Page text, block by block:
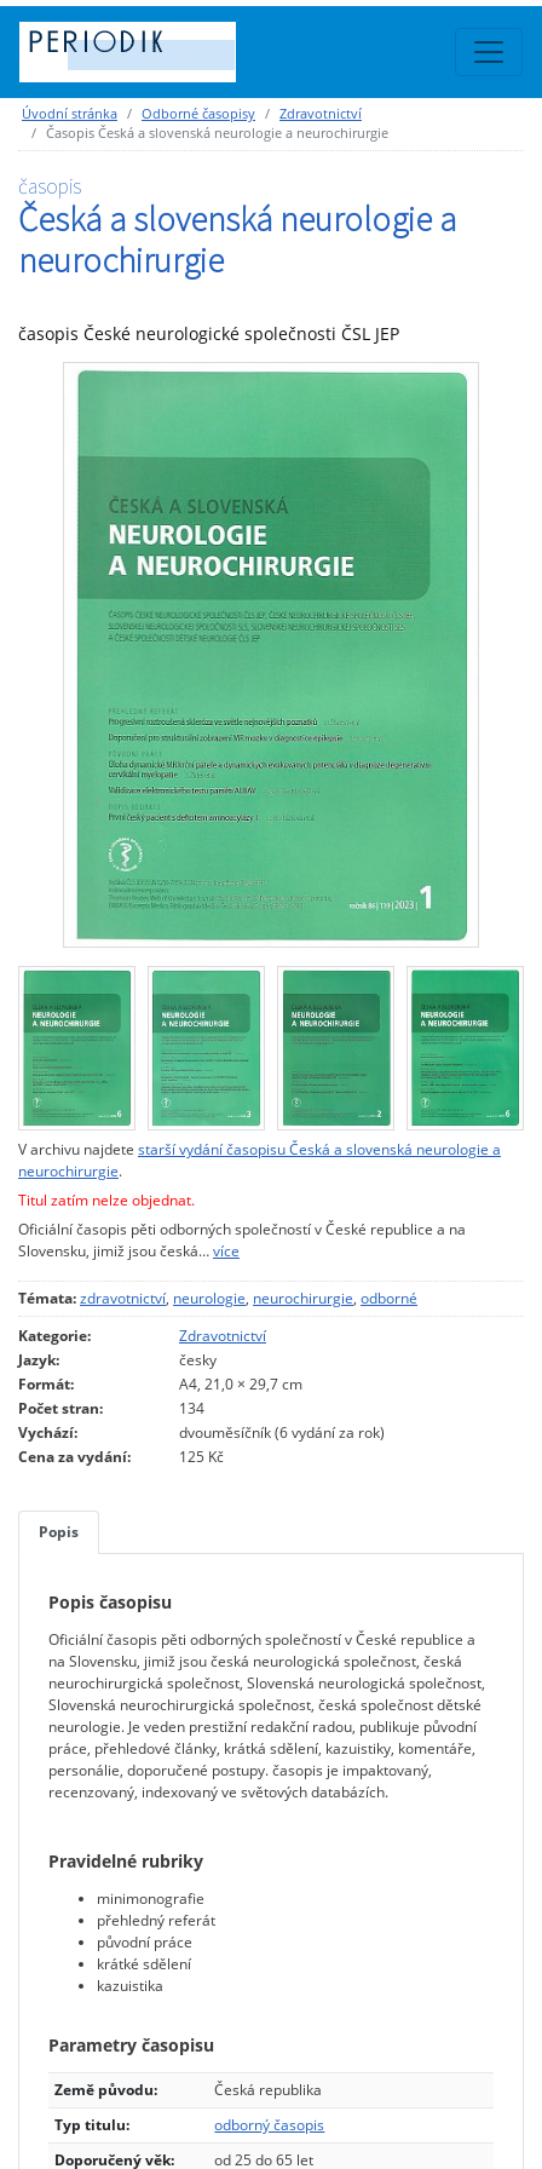
Úvodní stránka Odborné časopisy
Zdravotnictví
Časopis Česká a slovenská neurologie a neurochirurgie
časopis
Česká a slovenská neurologie a
neurochirurgie
časopis České neurologické společnosti ČSL JEP
V archivu najdete starší vydání časopisu Česká a slovenská neurologie a
neurochirurgie.
Titul zatím nelze objednat.
Oficiální časopis pěti odborných společností v České republice a na
Slovensku, jimiž jsou česká…více
Témata:zdravotnictví, neurologie, neurochirurgie, odborné
Kategorie:
Zdravotnictví
Jazyk:
česky
Formát:
A4, 21,0 × 29,7 cm
Počet stran:
134
Vychází:
dvouměsíčník (6 vydání za rok)
Cena za vydání:
125 Kč
Popis
Popis časopisu
Oficiální časopis pěti odborných společností v České republice a
na Slovensku, jimiž jsou česká neurologická společnost, česká
neurochirurgická společnost, Slovenská neurologická společnost,
Slovenská neurochirurgická společnost, česká společnost dětské
neurologie. Je veden prestižní redakční radou, publikuje původní
práce, přehledové články, krátká sdělení, kazuistiky, komentáře,
personálie, doporučené postupy. časopis je impaktovaný,
recenzovaný, indexovaný ve světových data­bázích.
Pravidelné rubriky
minimonografie
přehledný referát
původní práce
krátké sdělení
kazuistika
Parametry časopisu
Země původu:
Česká republika
Typ titulu:
odborný časopis
Doporučený věk:
od 25 do 65 let